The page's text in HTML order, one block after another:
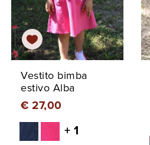
Vestito bimba
estivo Alba
€ 27,00
+ 1